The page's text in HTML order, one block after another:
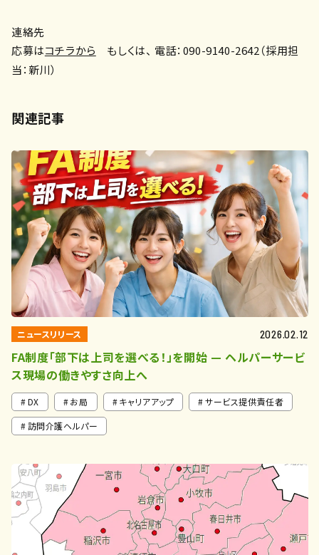
連絡先
応募はコチラから もしくは、 電話：090-9140-2642（採用担
当：新川）
関連記事
ニュースリリース 2026.02.12
FA制度「部下は上司を選べる！」を開始 — ヘルパーサービ
ス現場の働きやすさ向上へ
DX お局 キャリアアップ
サービス提供責任者
訪問介護ヘルパー